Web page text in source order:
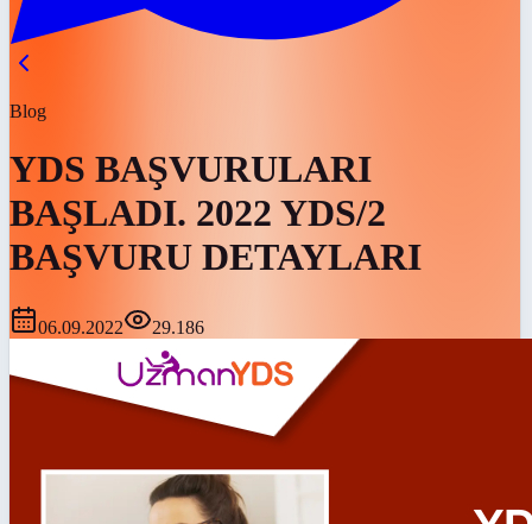
Blog
YDS BAŞVURULARI
BAŞLADI. 2022 YDS/2
BAŞVURU DETAYLARI
06.09.2022 29.186